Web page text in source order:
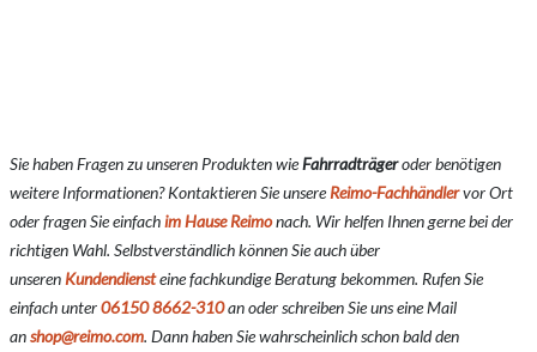
Sie haben Fragen zu unseren Produkten wieFahrradträgeroder benötigen
weitere Informationen? Kontaktieren Sie unsere Reimo-Fachhändlervor Ort
oder fragen Sie einfachim Hause Reimonach. Wir helfen Ihnen gerne bei der
richtigen Wahl. Selbstverständlich können Sie auch über
unseren Kundendiensteine fachkundige Beratung bekommen. Rufen Sie
einfach unter06150 8662-310an oder schreiben Sie uns eine Mail
anshop@reimo.com. Dann haben Sie wahrscheinlich schon bald den